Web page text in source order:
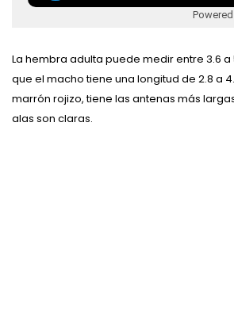
La hembra adulta puede medir entre 3.6 a
que el macho tiene una longitud de 2.8 a
marrón rojizo, tiene las antenas más
alas son claras.